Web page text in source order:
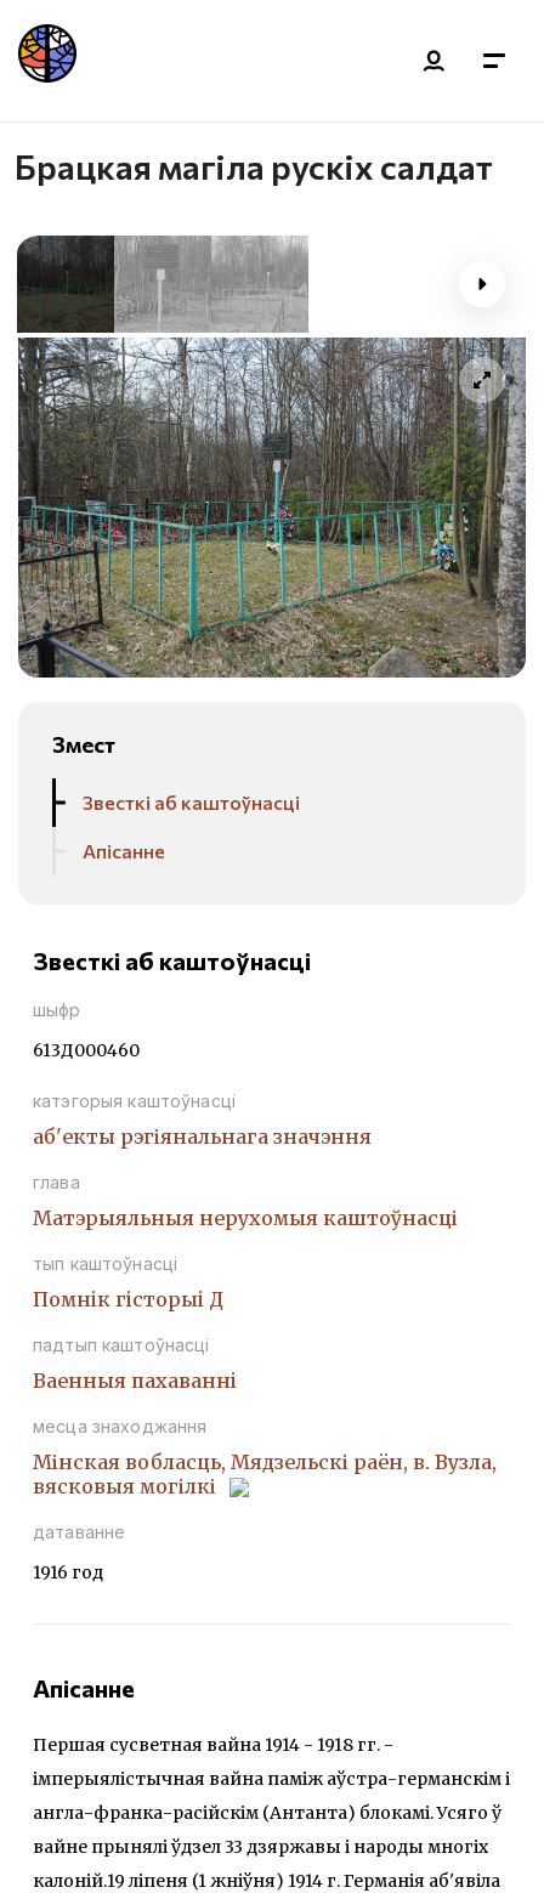
Брацкая магiла рускіх салдат
Змест
Звесткі аб каштоўнасці
Апісанне
Звесткі аб каштоўнасці
шыфр
613Д000460
катэгорыя каштоўнасці
аб'екты рэгіянальнага значэння
глава
Матэрыяльныя нерухомыя каштоўнасці
тып каштоўнасці
Помнiк гiсторыi Д
падтып каштоўнасці
Ваенныя пахаваннi
месца знаходжання
Мінская вобласць, Мядзельскі раён, в. Вузла,
вясковыя могілкі
датаванне
1916 год
Апісанне
Першая сусветная вайна 1914 - 1918 гг. -
імперыялістычная вайна паміж аўстра-германскім і
англа-франка-расійскім (Антанта) блокамі. Усяго ў
вайне прынялі ўдзел 33 дзяржавы і народы многіх
калоній.19 ліпеня (1 жніўня) 1914 г. Германія аб'явіла